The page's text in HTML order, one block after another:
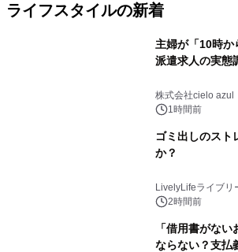
ライフスタイルの新着
主婦が「10時か
派遣求人の実態
株式会社cielo azul
1時間前
ゴミ出しのスト
か？
LivelyLifeライブリ
2時間前
「借用書がな
ならない？支払